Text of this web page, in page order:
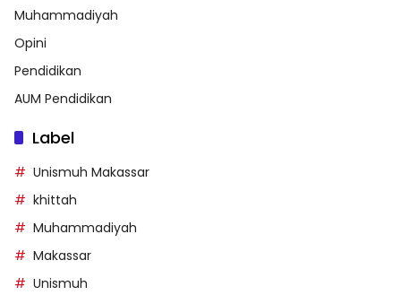
Muhammadiyah
Opini
Pendidikan
AUM Pendidikan
Label
Unismuh Makassar
khittah
Muhammadiyah
Makassar
Unismuh